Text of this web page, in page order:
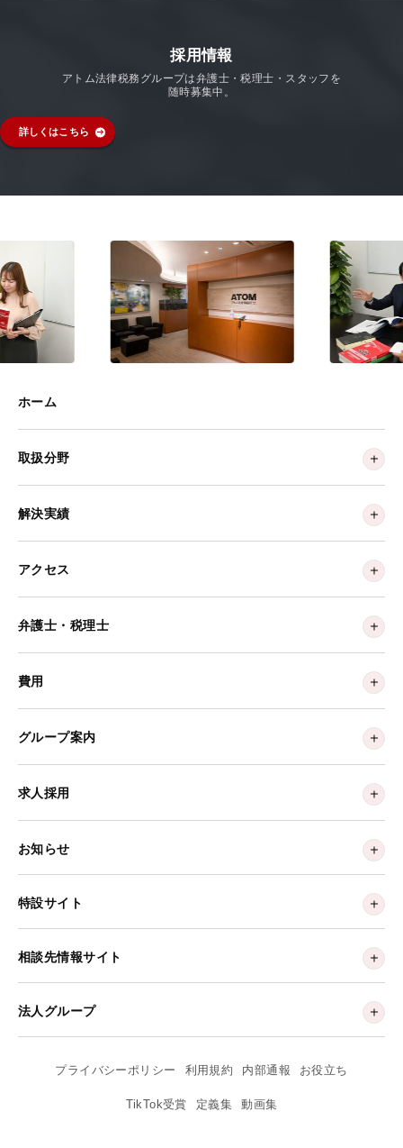
採用情報
アトム法律税務グループは弁護士・税理士・スタッフを
随時募集中。
詳しくはこちら
ホーム
取扱分野
解決実績
アクセス
弁護士・税理士
費用
グループ案内
求人採用
お知らせ
特設サイト
相談先情報サイト
法人グループ
プライバシーポリシー 利用規約 内部通報 お役立ち
TikTok受賞 定義集 動画集